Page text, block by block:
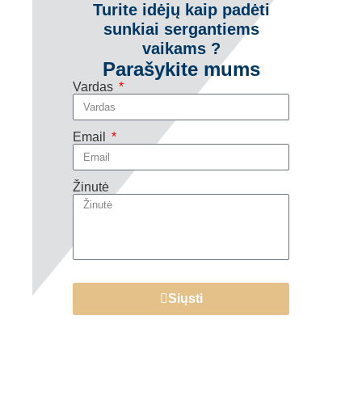
Turite idėjų kaip padėti
sunkiai sergantiems
vaikams ?
Parašykite mums
Vardas
Email
Žinutė
Siųsti